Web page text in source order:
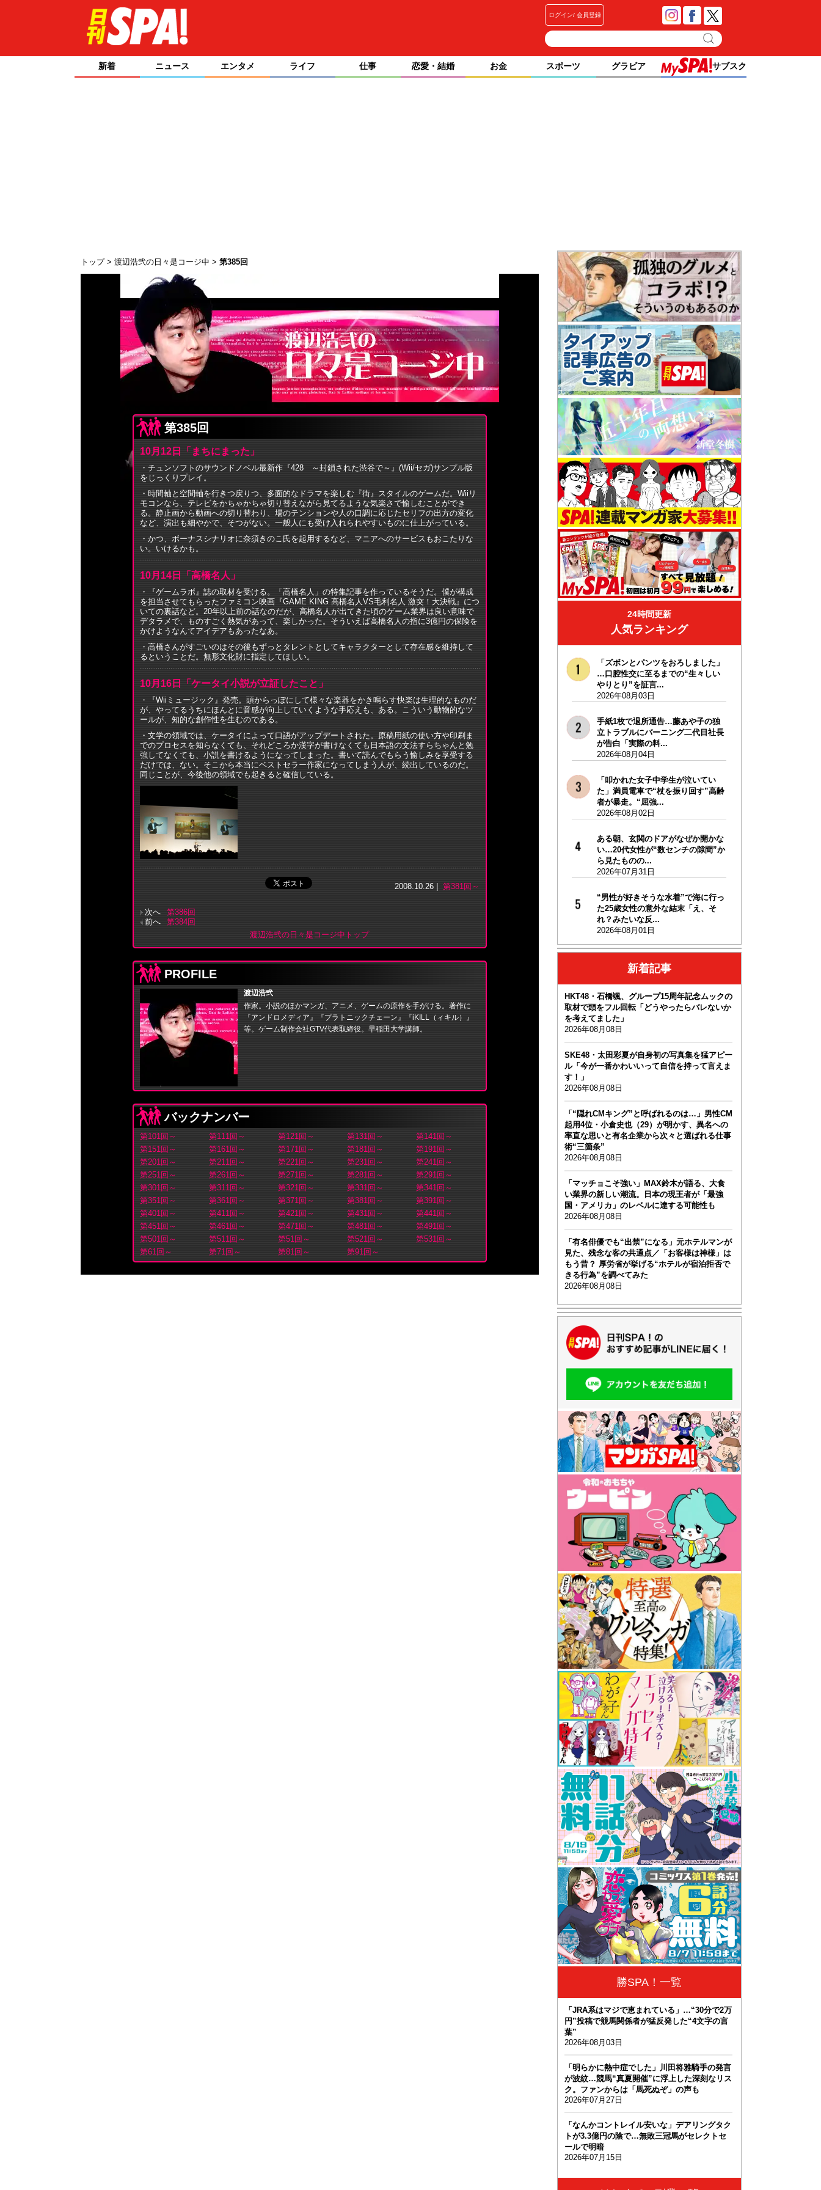
ログイン 会員登録
新着 ニュース エンタメ ライフ 仕事 恋愛・結婚 お金 スポーツ グラビア サブスク
トップ 渡辺浩弐の日々是コージ中 第385回
第385回
10月12日「まちにまった」
・チュンソフトのサウンドノベル最新作『428 ～封鎖された渋谷で～』(Wii/セガ)サンプル版
をじっくりプレイ。
・時間軸と空間軸を行きつ戻りつ、多面的なドラマを楽しむ『街』スタイルのゲームだ。Wiiリ
モコンなら、テレビをかちゃかちゃ切り替えながら見てるような気楽さで愉しむことができ
る。静止画から動画への切り替わり、場のテンションや人の口調に応じたセリフの出方の変化
など、演出も細やかで、そつがない。一般人にも受け入れられやすいものに仕上がっている。
・かつ、ボーナスシナリオに奈須きのこ氏を起用するなど、マニアへのサービスもおこたりな
い。いけるかも。
10月14日「高橋名人」
・『ゲームラボ』誌の取材を受ける。「高橋名人」の特集記事を作っているそうだ。僕が構成
を担当させてもらったファミコン映画『GAME KING 高橋名人VS毛利名人 激突！大決戦』につ
いての裏話など。20年以上前の話なのだが、高橋名人が出てきた頃のゲーム業界は良い意味で
デタラメで、ものすごく熱気があって、楽しかった。そういえば高橋名人の指に3億円の保険を
かけようなんてアイデアもあったなあ。
・高橋さんがすごいのはその後もずっとタレントとしてキャラクターとして存在感を維持して
るということだ。無形文化財に指定してほしい。
10月16日「ケータイ小説が立証したこと」
・『Wiiミュージック』発売。頭からっぽにして様々な楽器をかき鳴らす快楽は生理的なものだ
が、やってるうちにほんとに音感が向上していくような手応えも、ある。こういう動物的なツ
ールが、知的な創作性を生むのである。
・文学の領域では、ケータイによって口語がアップデートされた。原稿用紙の使い方や印刷ま
でのプロセスを知らなくても、それどころか漢字が書けなくても日本語の文法すらちゃんと勉
強してなくても、小説を書けるようになってしまった。書いて読んでもらう愉しみを享受する
だけでは、ない。そこから本当にベストセラー作家になってしまう人が、続出しているのだ。
同じことが、今後他の領域でも起きると確信している。
2008.10.26| 第381回～
次へ
第386回
前へ
第384回
渡辺浩弐の日々是コージ中トップ
PROFILE
渡辺浩弐
作家。小説のほかマンガ、アニメ、ゲームの原作を手がける。著作に
『アンドロメディア』『プラトニックチェーン』『iKILL（ィキル）』
等。ゲーム制作会社GTV代表取締役。早稲田大学講師。
バックナンバー
第101回～ 第111回～ 第121回～ 第131回～
第141回～
第151回～
第161回～ 第171回～ 第181回～
第191回～
第201回～
第211回～ 第221回～ 第231回～
第241回～
第251回～
第261回～ 第271回～ 第281回～
第291回～
第301回～
第311回～ 第321回～ 第331回～
第341回～
第351回～
第361回～ 第371回～ 第381回～
第391回～
第401回～
第411回～ 第421回～ 第431回～
第441回～
第451回～
第461回～ 第471回～ 第481回～
第491回～
第501回～
第511回～ 第51回～ 第521回～
第531回～
第61回～
第71回～ 第81回～ 第91回～
24時間更新
人気ランキング
「ズボンとパンツをおろしました」
…口腔性交に至るまでの“生々しい
やりとり”を証言...
2026年08月03日
手紙1枚で退所通告…藤あや子の独
立トラブルにバーニング二代目社長
が告白「実際の料...
2026年08月04日
「叩かれた女子中学生が泣いてい
た」満員電車で“杖を振り回す”高齢
者が暴走。“屈強...
2026年08月02日
ある朝、玄関のドアがなぜか開かな
い…20代女性が“数センチの隙間”か
ら見たものの...
2026年07月31日
“男性が好きそうな水着”で海に行っ
た25歳女性の意外な結末「え、そ
れ？みたいな反...
2026年08月01日
新着記事
HKT48・石橋颯、グループ15周年記念ムックの
取材で頭をフル回転「どうやったらバレないか
を考えてました」
2026年08月08日
SKE48・太田彩夏が自身初の写真集を猛アピー
ル「今が一番かわいいって自信を持って言えま
す！」
2026年08月08日
「“隠れCMキング”と呼ばれるのは…」男性CM
起用4位・小倉史也（29）が明かす、異名への
率直な思いと有名企業から次々と選ばれる仕事
術“三箇条”
2026年08月08日
「マッチョこそ強い」MAX鈴木が語る、大食
い業界の新しい潮流。日本の現王者が「最強
国・アメリカ」のレベルに達する可能性も
2026年08月08日
「有名俳優でも“出禁”になる」元ホテルマンが
見た、残念な客の共通点／「お客様は神様」は
もう昔？ 厚労省が挙げる“ホテルが宿泊拒否で
きる行為”を調べてみた
2026年08月08日
勝SPA！一覧
「JRA系はマジで恵まれている」…“30分で2万
円”投稿で競馬関係者が猛反発した“4文字の言
葉”
2026年08月03日
「明らかに熱中症でした」川田将雅騎手の発言
が波紋…競馬“真夏開催”に浮上した深刻なリス
ク。ファンからは「馬死ぬぞ」の声も
2026年07月27日
「なんかコントレイル安いな」デアリングタク
トが3.3億円の陰で…無敗三冠馬がセレクトセ
ールで明暗
2026年07月15日